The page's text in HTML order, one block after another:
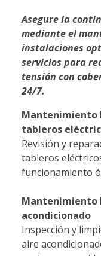
Asegure la
mediante el
instalaciones
servicios para
tensión con
24/7.
Mantenimiento
tableros
Revisión y
tableros
funcionamiento
Mantenimiento
acondicionado
Inspección y
aire